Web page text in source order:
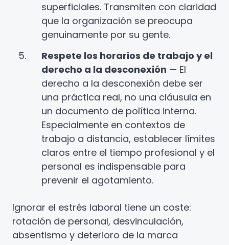
superficiales. Transmiten con claridad
que la organización se preocupa
genuinamente por su gente.
Respete los horarios de trabajo y el
derecho a la desconexión — El
derecho a la desconexión debe ser
una práctica real, no una cláusula en
un documento de política interna.
Especialmente en contextos de
trabajo a distancia, establecer límites
claros entre el tiempo profesional y el
personal es indispensable para
prevenir el agotamiento.
Ignorar el estrés laboral tiene un coste:
rotación de personal, desvinculación,
absentismo y deterioro de la marca